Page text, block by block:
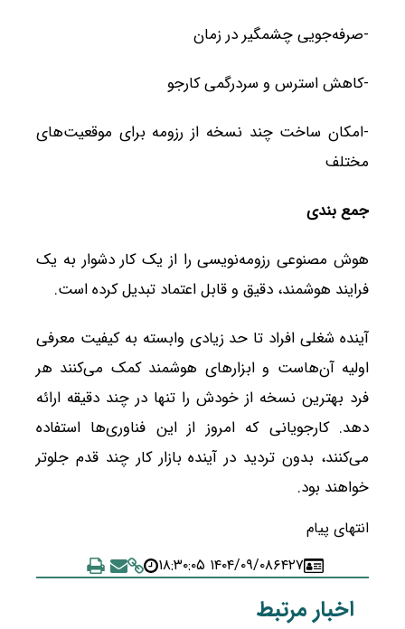
-صرفه‌جویی چشمگیر در زمان
-کاهش استرس و سردرگمی کارجو
-امکان ساخت چند نسخه از رزومه برای موقعیت‌های
مختلف
جمع بندی
هوش مصنوعی رزومه‌نویسی را از یک کار دشوار به یک
فرایند هوشمند، دقیق و قابل اعتماد تبدیل کرده است.
آینده شغلی افراد تا حد زیادی وابسته به کیفیت معرفی
اولیه آن‌هاست و ابزارهای هوشمند کمک می‌کنند هر
فرد بهترین نسخه از خودش را تنها در چند دقیقه ارائه
دهد. کارجویانی که امروز از این فناوری‌ها استفاده
می‌کنند، بدون تردید در آینده بازار کار چند قدم جلوتر
خواهند بود.
انتهای پیام
۶۴۲۷۱۴۰۴/۰۹/۰۸ ۱۸:۳۰:۰۵
اخبار مرتبط